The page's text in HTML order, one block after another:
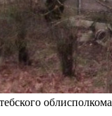
облисполкома